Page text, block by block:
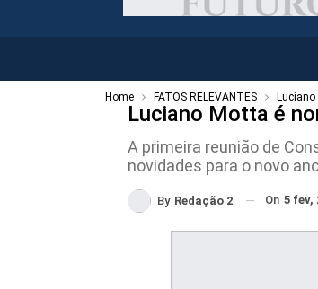
Home FATOS RELEVANTES
Luciano Motta é
A primeira reunião de
novidades para o novo
By Redação 2 On 5 fev,